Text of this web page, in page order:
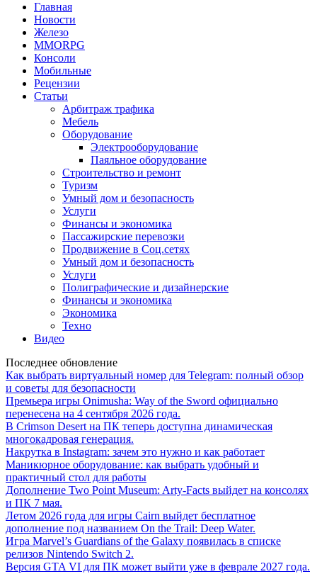
Главная
Новости
Железо
MMORPG
Консоли
Мобильные
Рецензии
Статьи
Арбитраж трафика
Мебель
Оборудование
Электрооборудование
Паяльное оборудование
Строительство и ремонт
Туризм
Умный дом и безопасность
Услуги
Финансы и экономика
Пассажирские перевозки
Продвижение в Соц.сетях
Умный дом и безопасность
Услуги
Полиграфические и дизайнерские
Финансы и экономика
Экономика
Техно
Видео
Последнее обновление
Как выбрать виртуальный номер для Telegram: полный обзор
и советы для безопасности
Премьера игры Onimusha: Way of the Sword официально
перенесена на 4 сентября 2026 года.
В Crimson Desert на ПК теперь доступна динамическая
многокадровая генерация.
Накрутка в Instagram: зачем это нужно и как работает
Маникюрное оборудование: как выбрать удобный и
практичный стол для работы
Дополнение Two Point Museum: Arty-Facts выйдет на консолях
и ПК 7 мая.
Летом 2026 года для игры Cairn выйдет бесплатное
дополнение под названием On the Trail: Deep Water.
Игра Marvel’s Guardians of the Galaxy появилась в списке
релизов Nintendo Switch 2.
Версия GTA VI для ПК может выйти уже в феврале 2027 года.